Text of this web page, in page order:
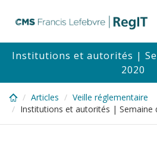
content
Institutions et autorités |
2020
Articles
Veille réglementaire
Institutions et autorités | Semaine